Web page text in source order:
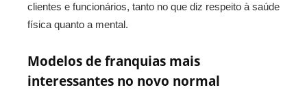
clientes e funcionários, tanto no que diz respeito à saúde
física quanto a mental.
Modelos de franquias mais
interessantes no novo normal